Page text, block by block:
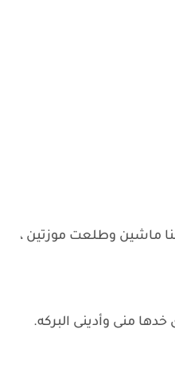
ماشين وطلعت موزتين ،
منى وأدينى البركه.